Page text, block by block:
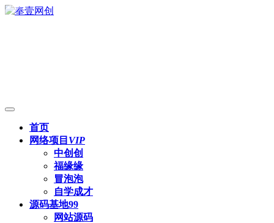
首页
网络项目 VIP
中创创
福缘缘
冒泡泡
自学成才
源码基地99
网站源码